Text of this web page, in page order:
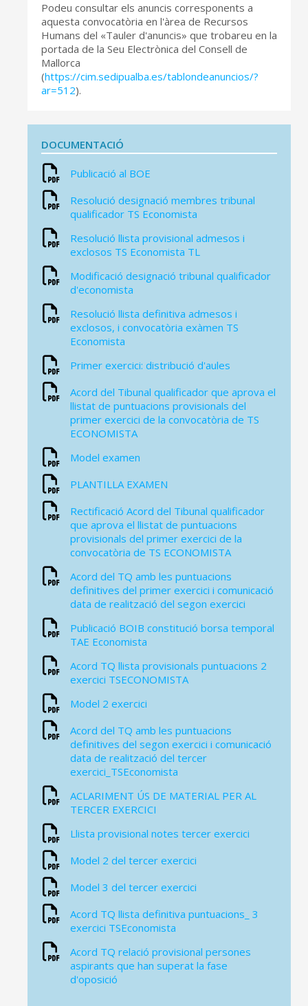
Podeu consultar els anuncis corresponents a
aquesta convocatòria en l'àrea de Recursos
Humans del «Tauler d'anuncis» que trobareu en la
portada de la Seu Electrònica del Consell de
Mallorca
(https://cim.sedipualba.es/tablondeanuncios/?
ar=512).
DOCUMENTACIÓ
Publicació al BOE
Resolució designació membres tribunal
qualificador TS Economista
Resolució llista provisional admesos i
exclosos TS Economista TL
Modificació designació tribunal qualificador
d'economista
Resolució llista definitiva admesos i
exclosos, i convocatòria exàmen TS
Economista
Primer exercici: distribució d'aules
Acord del Tibunal qualificador que aprova el
llistat de puntuacions provisionals del
primer exercici de la convocatòria de TS
ECONOMISTA
Model examen
PLANTILLA EXAMEN
Rectificació Acord del Tibunal qualificador
que aprova el llistat de puntuacions
provisionals del primer exercici de la
convocatòria de TS ECONOMISTA
Acord del TQ amb les puntuacions
definitives del primer exercici i comunicació
data de realització del segon exercici
Publicació BOIB constitució borsa temporal
TAE Economista
Acord TQ llista provisionals puntuacions 2
exercici TSECONOMISTA
Model 2 exercici
Acord del TQ amb les puntuacions
definitives del segon exercici i comunicació
data de realització del tercer
exercici_TSEconomista
ACLARIMENT ÚS DE MATERIAL PER AL
TERCER EXERCICI
Llista provisional notes tercer exercici
Model 2 del tercer exercici
Model 3 del tercer exercici
Acord TQ llista definitiva puntuacions_ 3
exercici TSEconomista
Acord TQ relació provisional persones
aspirants que han superat la fase
d'oposició